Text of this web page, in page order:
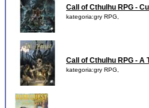
Call of Cthulhu RPG -
kategoria:gry RPG,
Call of Cthulhu RPG - A
kategoria:gry RPG,